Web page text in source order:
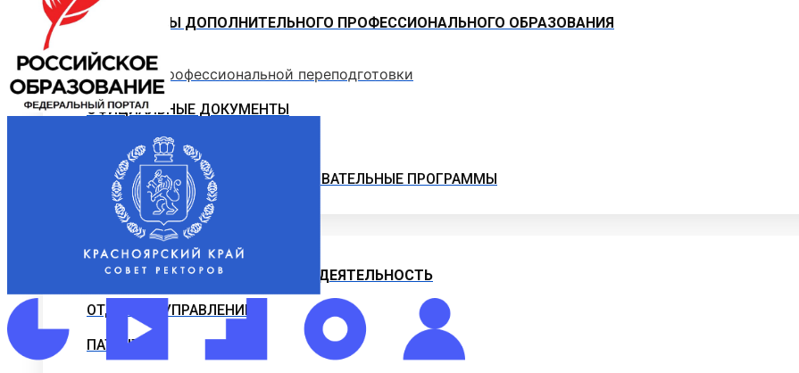
ПРОГРАММЫ ДОПОЛНИТЕЛЬНОГО ПРОФЕССИОНАЛЬНОГО ОБРАЗОВАНИЯ
Программы профессиональной переподготовки
ОФИЦИАЛЬНЫЕ ДОКУМЕНТЫ
ВНИМАНИЕ! ОБЪЯВЛЕН ПРИЕМ
ДОПОЛНИТЕЛЬНЫЕ ОБЩЕОБРАЗОВАТЕЛЬНЫЕ ПРОГРАММЫ
Наука и Инновации
НАУЧНО-ИССЛЕДОВАТЕЛЬСКАЯ ДЕЯТЕЛЬНОСТЬ
ОТДЕЛЫ И УПРАВЛЕНИЕ
ПАТЕНТЫ